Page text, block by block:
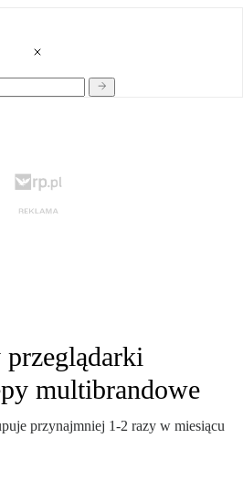
multibrandowe
przynajmniej 1-2 razy w miesiącu